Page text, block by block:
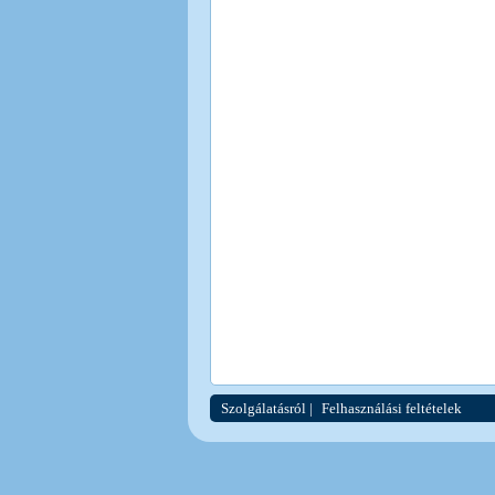
Szolgálatásról | Felhasználási feltételek